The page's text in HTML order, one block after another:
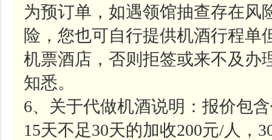
为预订单，如遇领馆抽查存在风
险，您也可自行提供机酒行程单
机票酒店，否则拒签或来不及办
知悉。
6、关于代做机酒说明：报价包
15天不足30天的加收200元/人，